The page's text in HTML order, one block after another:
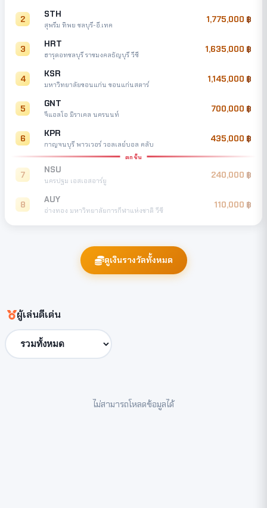
2 STH
สุพรีม ทิพย ชลบุรี-อี.เทค
1,775,000
3 HRT
ฮารุดอทชลบุรี ราชมงคลธัญบุรี วีซี
1,635,000
4 KSR
มหาวิทยาลัยขอนแก่น ขอนแก่นสตาร์
1,145,000
5 GNT
จีแอลโอ มิราเคล นครนนท์
700,000
6 KPR
กาญจนบุรี พาวเวอร์ วอลเลย์บอล คลับ
435,000
ตกชั้น
7 NSU
นครปฐม เอสเอสอาร์ยู
240,000
8 AUY
อ่างทอง มหาวิทยาลัยการกีฬาแห่งชาติ วีซี
110,000
ดูเงินรางวัลทั้งหมด
ผู้เล่นดีเด่น
ไม่สามารถโหลดข้อมูลได้